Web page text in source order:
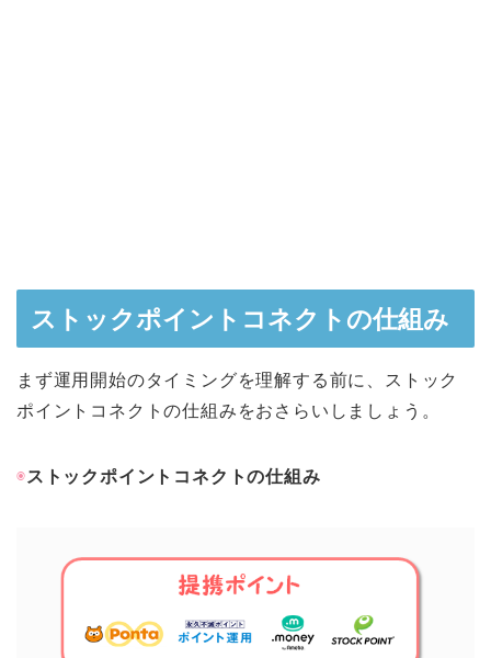
ストックポイントコネクトの仕組み
まず運用開始のタイミングを理解する前に、ストック
ポイントコネクトの仕組みをおさらいしましょう。
◉ストックポイントコネクトの仕組み